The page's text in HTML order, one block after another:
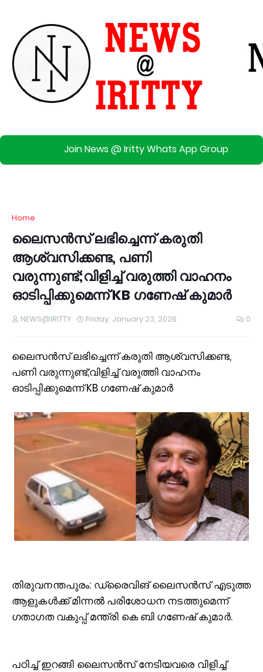
Join News @ Iritty Whats App Group
Home
ലൈസൻസ് ലഭിച്ചെന്ന് കരുതി
ആശ്വസിക്കണ്ട, പണി
വരുന്നുണ്ട്;വിളിച്ച്‌ വരുത്തി വാഹനം
ഓടിപ്പിക്കുമെന്ന് KB ഗണേഷ് കുമാര്‍
NEWS@IRITTY Friday, January 23, 2026 0
ലൈസൻസ് ലഭിച്ചെന്ന് കരുതി ആശ്വസിക്കണ്ട,
പണി വരുന്നുണ്ട്;വിളിച്ച്‌ വരുത്തി വാഹനം
ഓടിപ്പിക്കുമെന്ന് KB ഗണേഷ് കുമാര്‍
തിരുവനന്തപുരം: ഡ്രൈവിങ് ലൈസന്‍സ് എടുത്ത
ആളുകള്‍ക്ക് മിന്നല്‍ പരിശോധന നടത്തുമെന്ന്
ഗതാഗത വകുപ്പ് മന്ത്രി കെ ബി ഗണേഷ് കുമാര്‍.
പഠിച്ച്‌ ഇറങ്ങി ലൈസന്‍സ് നേടിയവരെ വിളിച്ച്‌